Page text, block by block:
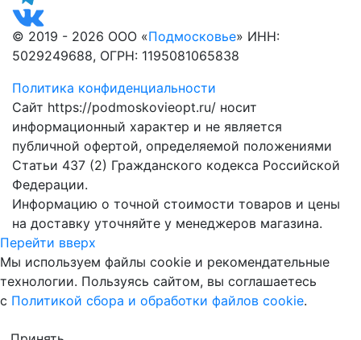
© 2019 - 2026 ООО «Подмосковье» ИНН:
5029249688, ОГРН: 1195081065838
Политика конфиденциальности
Сайт https://podmoskovieopt.ru/ носит
информационный характер и не является
публичной офертой, определяемой положениями
Статьи 437 (2) Гражданского кодекса Российской
Федерации.
Информацию о точной стоимости товаров и цены
на доставку уточняйте у менеджеров магазина.
Перейти вверх
Мы используем файлы cookie и рекомендательные
технологии. Пользуясь сайтом, вы соглашаетесь
с Политикой сбора и обработки файлов cookie.